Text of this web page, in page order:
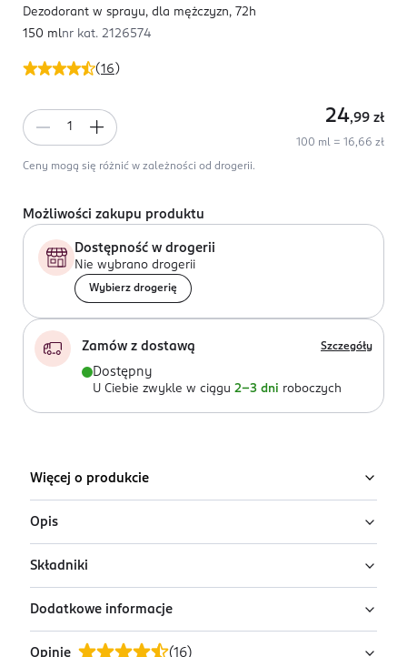
(16 )
Dezodorant w sprayu, dla mężczyzn, 72h
150 mlnr kat. 2126574
24,99 zł
100 ml = 16,66 zł
Ceny mogą się różnić w zależności od drogerii.
Możliwości zakupu produktu
Dostępność w drogerii
Nie wybrano drogerii
Wybierz drogerię
Zamów z dostawą Szczegóły
Dostępny
U Ciebie zwykle w ciągu 2-3 dni roboczych
Więcej o produkcie
Opis
Dezodorant do całego ciała Rexona Men
Whole Body Deo Ocean Rush w aerozolu
Deo Ocean Rush w aerozolu dla mężczyzn zapewnia
Składniki
Ingredients: BUTANE, ISOBUTANE, PROPANE,
ISOHEXADECANE, C12-15 ALKYL BENZOATE, ZINC
Dodatkowe informacje
Opinie (16)